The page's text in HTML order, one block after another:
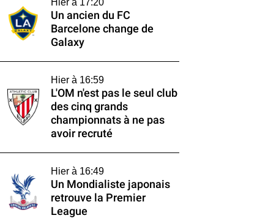
Hier à 17:20
Un ancien du FC
Barcelone change de
Galaxy
Hier à 16:59
L'OM n'est pas le seul club
des cinq grands
championnats à ne pas
avoir recruté
Hier à 16:49
Un Mondialiste japonais
retrouve la Premier
League